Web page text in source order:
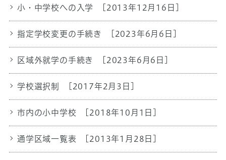
小・中学校への入学 [2013年12月16日]
指定学校変更の手続き [2023年6月6日]
区域外就学の手続き [2023年6月6日]
学校選択制 [2017年2月3日]
市内の小中学校 [2018年10月1日]
通学区域一覧表 [2013年1月28日]